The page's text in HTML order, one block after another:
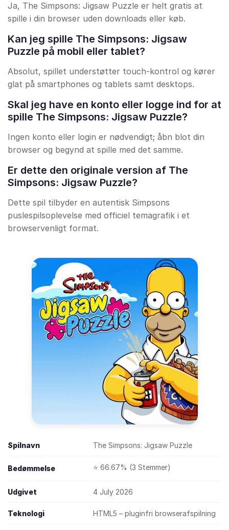
Ja, The Simpsons: Jigsaw Puzzle er helt gratis at
spille i din browser uden downloads eller køb.
Kan jeg spille The Simpsons: Jigsaw
Puzzle på mobil eller tablet?
Absolut, spillet understøtter touch-kontrol og kører
glat på smartphones og tablets samt desktops.
Skal jeg have en konto eller logge ind for at
spille The Simpsons: Jigsaw Puzzle?
Ingen konto eller login er nødvendigt; åbn blot din
browser og begynd at spille med det samme.
Er dette den originale version af The
Simpsons: Jigsaw Puzzle?
Dette spil tilbyder en autentisk Simpsons
puslespilsoplevelse med officiel temagrafik i et
browservenligt format.
Spilnavn The Simpsons: Jigsaw Puzzle
Bedømmelse ⭐ 66.67% (3 Stemmer)
Udgivet 4 July 2026
Teknologi HTML5 – pluginfri browserafspilning